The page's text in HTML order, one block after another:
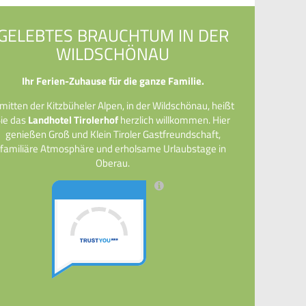
BRAUCHTUM IN DER
WILDSCHÖNAU
Ihr Ferien-Zuhause für die ganze Familie.
der Kitzbüheler Alpen, in der Wildschönau, heißt
dasLandhotel Tirolerhofherzlich willkommen. Hier
genießen Groß und Klein Tiroler Gastfreundschaft,
familiäre Atmosphäre und erholsame Urlaubstage in
Oberau.